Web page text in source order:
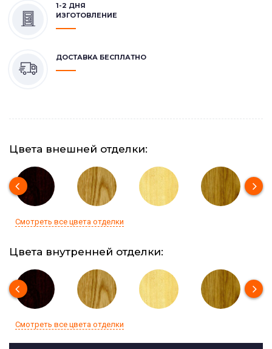
1-2 ДНЯ
ИЗГОТОВЛЕНИЕ
ДОСТАВКА БЕСПЛАТНО
Цвета внешней отделки:
Смотреть все цвета отделки
Цвета внутренней отделки:
Смотреть все цвета отделки